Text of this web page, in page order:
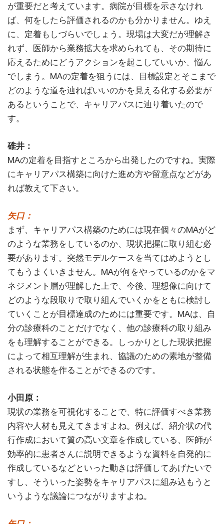
が重要だと考えています。病院が目標を示さなけれ
ば、何をしたら評価されるのかも分かりません。ゆえ
に、定着もしづらいでしょう。現場は大変だが理解さ
れず、医師から業務拡大を求められても、その期待に
応えるためにどうアクションを起こしていいか、悩ん
でしまう。MAの定着を狙うには、目標設定とそこまで
どのような道を辿ればいいのかを見える化する必要が
あるということで、キャリアパスに辿り着いたので
す。
碓井：
MAの定着を目指すところから出発したのですね。実際
にキャリアパス構築に向けた進め方や留意点などがあ
れば教えて下さい。
矢口：
まず、キャリアパス構築のためには現在個々のMAがど
のような業務をしているのか、現状把握に取り組む必
要があります。突然モデルケースを当てはめようとし
てもうまくいきません。MAが何をやっているのかをマ
ネジメント層が理解した上で、今後、理想像に向けて
どのような段取りで取り組んでいくかをともに検討し
ていくことが目標達成のためには重要です。MAは、自
分の診療科のことだけでなく、他の診療科の取り組み
をも理解することができる。しっかりとした現状把握
によって相互理解が生まれ、協議のための素地が整備
される状態を作ることができるのです。
小田原：
現状の業務を可視化することで、特に評価すべき業務
内容や人材も見えてきますよね。例えば、紹介状の代
行作成において質の高い文章を作成している、医師が
効率的に患者さんに説明できるような資料を自発的に
作成しているなどといった動きは評価してあげたいで
すし、そういった姿勢をキャリアパスに組み込もうと
いうような議論につながりますよね。